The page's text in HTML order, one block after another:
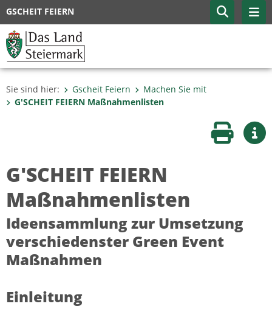
GSCHEIT FEIERN
Sie sind hier: Gscheit Feiern
Machen Sie mit
G'SCHEIT FEIERN Maßnahmenlisten
Seite
G'SCHEIT FEIERN
Maßnahmenlisten
Ideensammlung zur Umsetzung
verschiedenster Green Event
Maßnahmen
Einleitung